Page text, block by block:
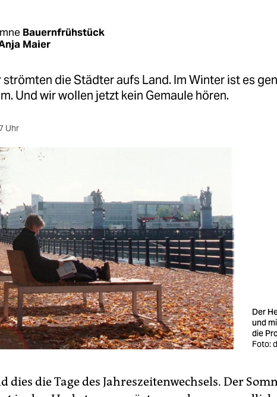
Bauernfrühstück
Maier
strömten die Städter aufs Land. Im Winter ist es
Und wir wollen jetzt kein Gemaule hören.
Uhr
Der
und
die
Foto:
dies die Tage des Jahreszeitenwechsels. Der